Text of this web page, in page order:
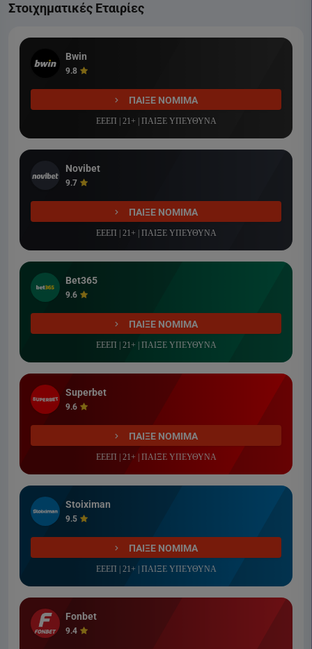
Στοιχηματικές Εταιρίες
Bwin
9.8
ΠΑΙΞΕ ΝΟΜΙΜΑ
ΕΕΕΠ | 21+ | ΠΑΙΞΕ ΥΠΕΥΘΥΝΑ
Novibet
9.7
ΠΑΙΞΕ ΝΟΜΙΜΑ
ΕΕΕΠ | 21+ | ΠΑΙΞΕ ΥΠΕΥΘΥΝΑ
Bet365
9.6
ΠΑΙΞΕ ΝΟΜΙΜΑ
ΕΕΕΠ | 21+ | ΠΑΙΞΕ ΥΠΕΥΘΥΝΑ
Superbet
9.6
ΠΑΙΞΕ ΝΟΜΙΜΑ
ΕΕΕΠ | 21+ | ΠΑΙΞΕ ΥΠΕΥΘΥΝΑ
Stoiximan
9.5
ΠΑΙΞΕ ΝΟΜΙΜΑ
ΕΕΕΠ | 21+ | ΠΑΙΞΕ ΥΠΕΥΘΥΝΑ
Fonbet
9.4